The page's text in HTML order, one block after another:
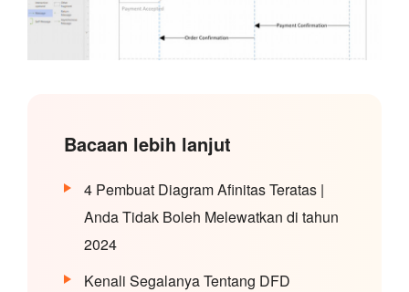
Bacaan lebih lanjut
4 Pembuat Diagram Afinitas Teratas |
Anda Tidak Boleh Melewatkan di tahun
2024
Kenali Segalanya Tentang DFD